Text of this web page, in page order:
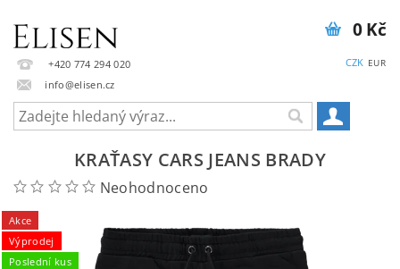
+420 774 294 020
info@elisen.cz
CZK EUR
0 Kč
KRAŤASY CARS JEANS BRADY
Neohodnoceno
Akce
Výprodej
Poslední kus